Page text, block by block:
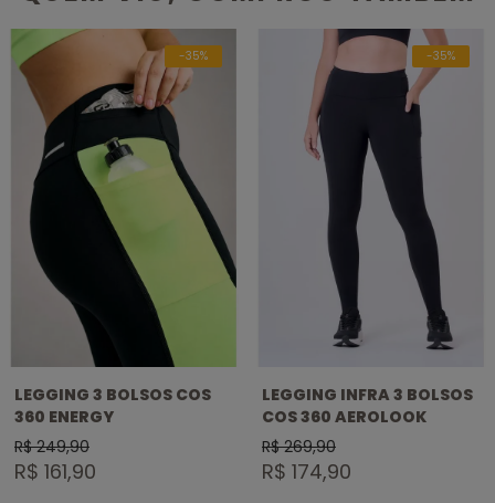
LEGGING 3 BOLSOS COS
360 ENERGY
R$ 249,90
R$ 161,90
-35%
LEGGING INFRA 3 BOLSOS
COS 360 AEROLOOK
R$ 269,90
R$ 174,90
-35%